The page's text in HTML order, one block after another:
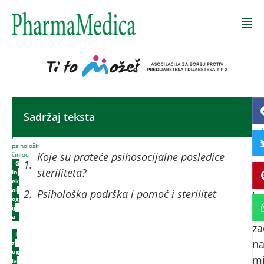
Izostanak
i
psihološki
činioci
G
in
ek
ol
og
ij
a
I
z
ug
la
Sadržaj teksta
Koje su prateće psihosocijalne posledice
steriliteta?
Psihološka podrška i pomoć i sterilitet